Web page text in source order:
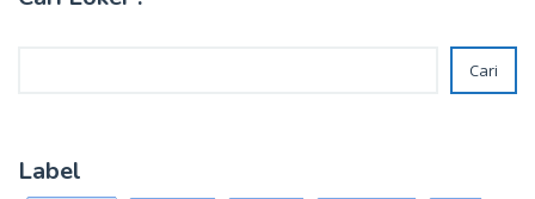
Cari
Label